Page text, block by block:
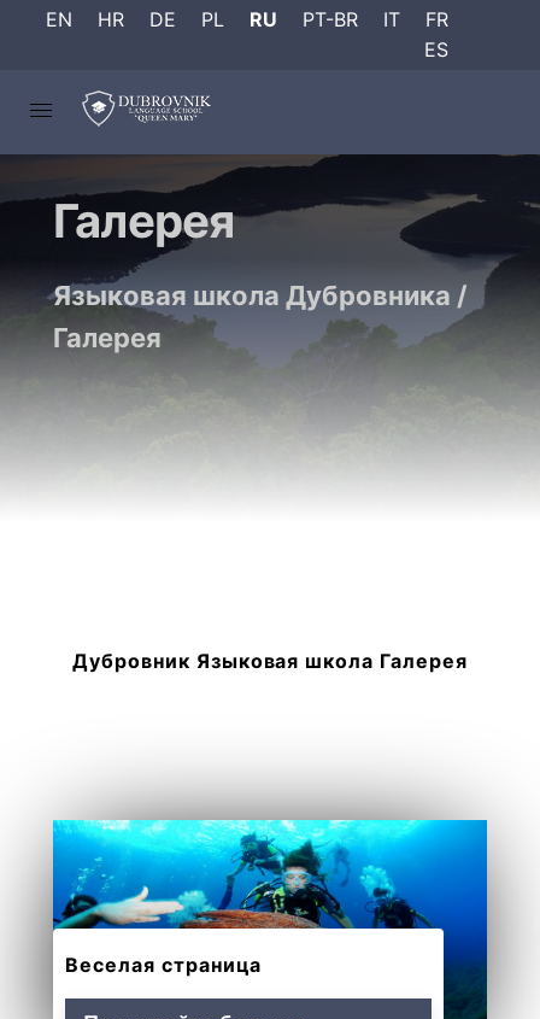
EN HR DE PL RU PT-BR IT
FR
ES
Галерея
Языковая школа Дубровника /
Галерея
Дубровник Языковая школа Галерея
Веселая страница